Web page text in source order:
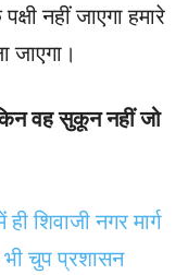
नहीं जाएगा हमारे
जाएगा।
वह सुकून नहीं जो
शिवाजी नगर मार्ग
भी चुप प्रशासन